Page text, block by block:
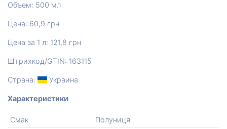
Объем: 500 мл
Цена: 60,9 грн
Цена за 1 л: 121,8 грн
Штрихкод/GTIN: 163115
Страна: Украина
Характеристики
Смак
Полуниця